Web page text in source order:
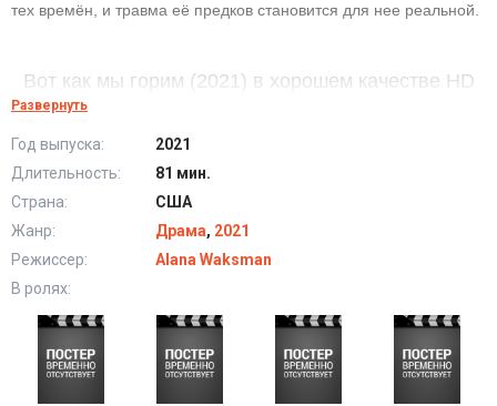
тех времён, и травма её предков становится для нее реальной.
Вот как мы горим (2021) в хорошем качестве HD
Развернуть
Год выпуска:
2021
Длительность:
81 мин.
Страна:
США
Жанр:
Драма, 2021
Режиссер:
Alana Waksman
В ролях: